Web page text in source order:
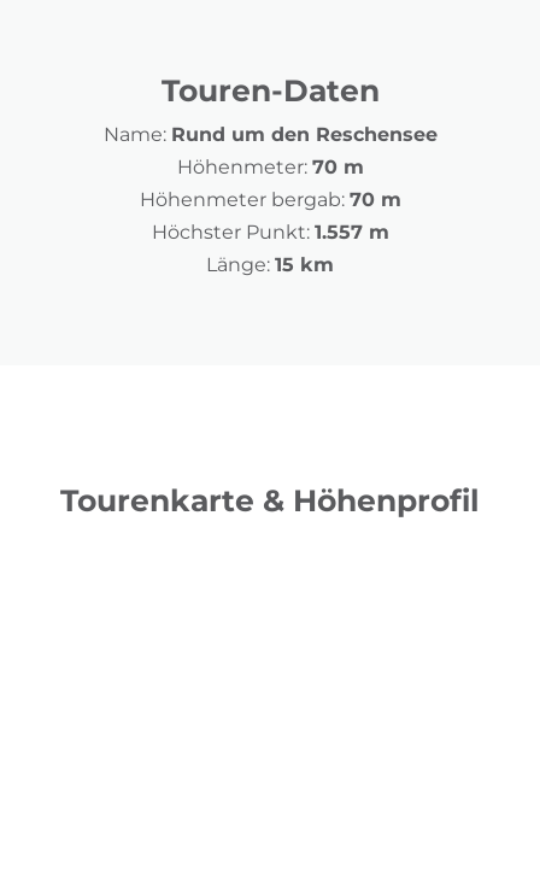
Touren-Daten
Name: Rund um den Reschensee
Höhenmeter: 70 m
Höhenmeter bergab: 70 m
Höchster Punkt: 1.557 m
Länge: 15 km
Tourenkarte & Höhenprofil